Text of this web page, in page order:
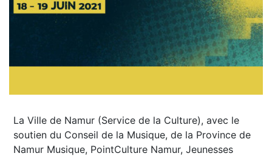
La Ville de Namur (Service de la Culture), avec le
soutien du Conseil de la Musique, de la Province de
Namur Musique, PointCulture Namur, Jeunesses